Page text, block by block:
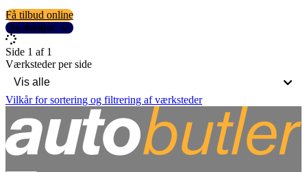
Få tilbud online
Se detaljer
Side 1 af 1
Værksteder per side
Vilkår for sortering og filtrering af værksteder